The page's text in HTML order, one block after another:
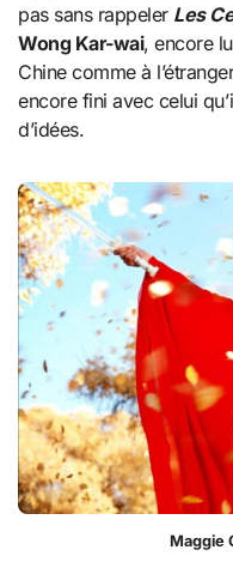
pas sans rappeler Les
Wong Kar-wai, encore
Chine comme à
encore fini avec celui
d’idées.
Maggie